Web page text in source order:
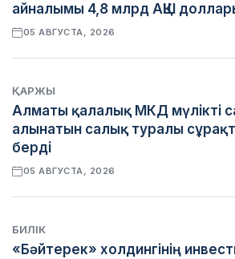
айналымы 4,8 млрд АҚШ
05 АВГУСТА, 2026
ҚАРЖЫ
Алматы қалалық МКД мүлікті
алынатын салық туралы
берді
05 АВГУСТА, 2026
БИЛІК
«Бәйтерек» холдингінің